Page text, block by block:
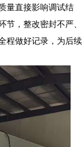
量直接影响调试结
，整改密封不严、
程做好记录，为后续